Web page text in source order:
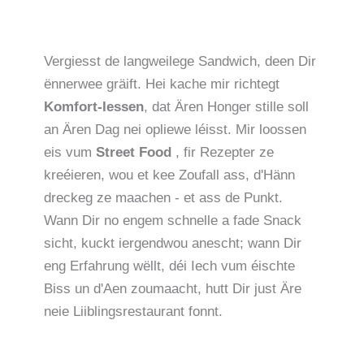
Vergiesst de langweilege Sandwich, deen Dir
ënnerwee gräift. Hei kache mir richtegt
Komfort-Iessen, dat Ären Honger stille soll
an Ären Dag nei opliewe léisst. Mir loossen
eis vum Street Food , fir Rezepter ze
kreéieren, wou et kee Zoufall ass, d'Hänn
dreckeg ze maachen - et ass de Punkt.
Wann Dir no engem schnelle a fade Snack
sicht, kuckt iergendwou anescht; wann Dir
eng Erfahrung wëllt, déi Iech vum éischte
Biss un d'Aen zoumaacht, hutt Dir just Äre
neie Liiblingsrestaurant fonnt.